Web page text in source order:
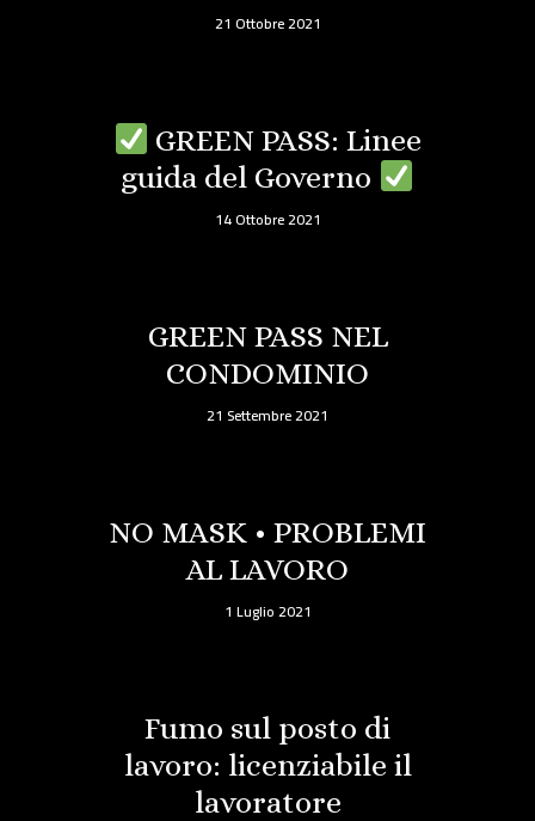
21 Ottobre 2021
GREEN PASS: Linee
guida del Governo
14 Ottobre 2021
GREEN PASS NEL
CONDOMINIO
21 Settembre 2021
NO MASK • PROBLEMI
AL LAVORO
1 Luglio 2021
Fumo sul posto di
lavoro: licenziabile il
lavoratore